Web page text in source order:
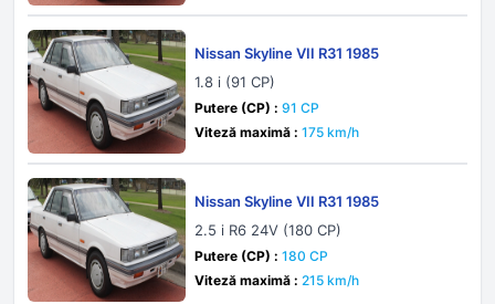
Nissan Skyline VII R31 1985
1.8 i (91 CP)
Putere (CP) : 91 CP
Viteză maximă : 175 km/h
Nissan Skyline VII R31 1985
2.5 i R6 24V (180 CP)
Putere (CP) : 180 CP
Viteză maximă : 215 km/h